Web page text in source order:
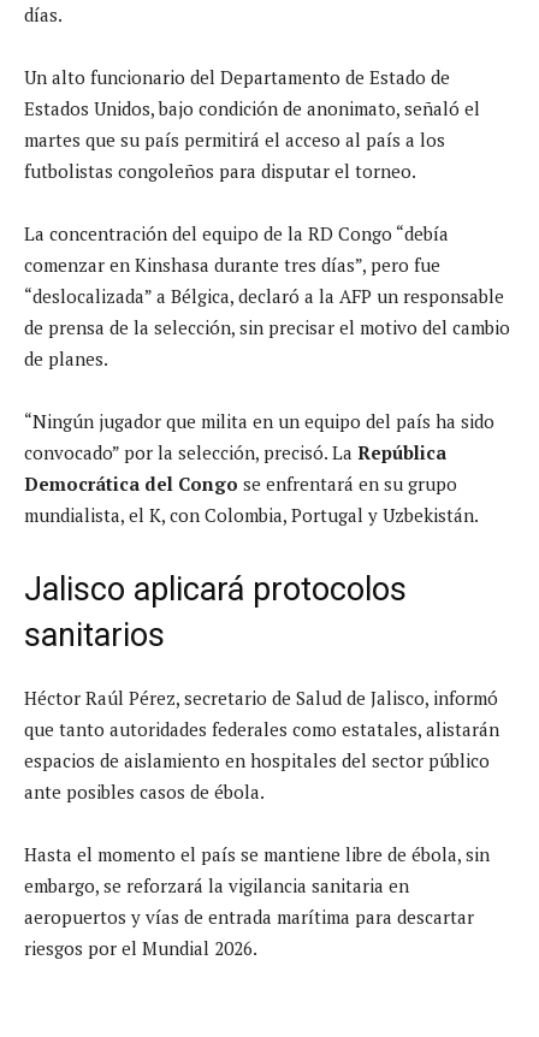
días.
Un alto funcionario del Departamento de Estado de
Estados Unidos, bajo condición de anonimato, señaló el
martes que su país permitirá el acceso al país a los
futbolistas congoleños para disputar el torneo.
La concentración del equipo de la RD Congo “debía
comenzar en Kinshasa durante tres días”, pero fue
“deslocalizada” a Bélgica, declaró a la AFP un responsable
de prensa de la selección, sin precisar el motivo del cambio
de planes.
“Ningún jugador que milita en un equipo del país ha sido
convocado” por la selección, precisó. La República
Democrática del Congo se enfrentará en su grupo
mundialista, el K, con Colombia, Portugal y Uzbekistán.
Jalisco aplicará protocolos
sanitarios
Héctor Raúl Pérez, secretario de Salud de Jalisco, informó
que tanto autoridades federales como estatales, alistarán
espacios de aislamiento en hospitales del sector público
ante posibles casos de ébola.
Hasta el momento el país se mantiene libre de ébola, sin
embargo, se reforzará la vigilancia sanitaria en
aeropuertos y vías de entrada marítima para descartar
riesgos por el Mundial 2026.